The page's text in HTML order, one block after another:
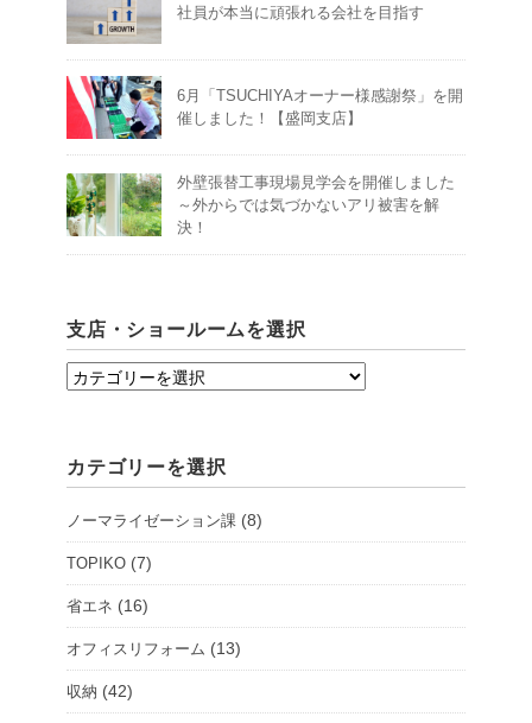
社員が本当に頑張れる会社を目指す
6月「TSUCHIYAオーナー様感謝祭」を開
催しました！【盛岡支店】
外壁張替工事現場見学会を開催しました
～外からでは気づかないアリ被害を解
決！
支店・ショールームを選択
支
ョ
ル
ー
を
選
択
カテゴリーを選択
ノーマライゼーション課 (8)
TOPIKO (7)
省エネ (16)
オフィスリフォーム (13)
収納 (42)